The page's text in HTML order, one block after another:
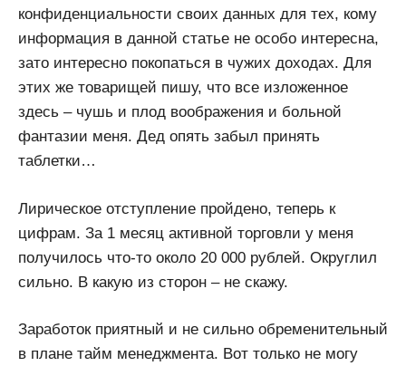
конфиденциальности своих данных для тех, кому
информация в данной статье не особо интересна,
зато интересно покопаться в чужих доходах. Для
этих же товарищей пишу, что все изложенное
здесь – чушь и плод воображения и больной
фантазии меня. Дед опять забыл принять
таблетки…
Лирическое отступление пройдено, теперь к
цифрам. За 1 месяц активной торговли у меня
получилось что-то около 20 000 рублей. Округлил
сильно. В какую из сторон – не скажу.
Заработок приятный и не сильно обременительный
в плане тайм менеджмента. Вот только не могу